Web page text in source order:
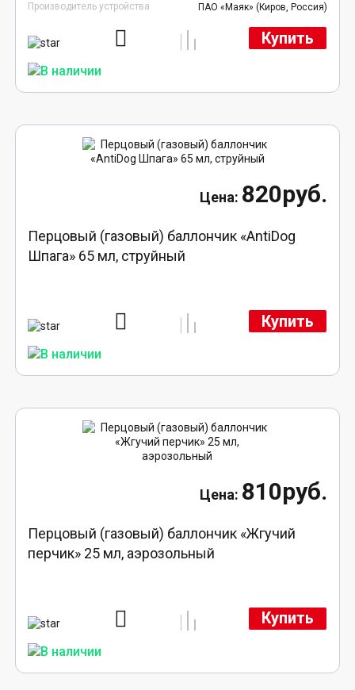
Производитель устройства
ПАО «Маяк» (Киров, Россия)
Купить
820руб.
Перцовый (газовый) баллончик «AntiDog
Шпага» 65 мл, струйный
Купить
810руб.
Перцовый (газовый) баллончик «Жгучий
перчик» 25 мл, аэрозольный
Купить